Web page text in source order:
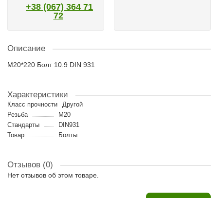
+38 (067) 364 71
72
Описание
M20*220 Болт 10.9 DIN 931
Характеристики
Класс прочности
Другой
Резьба
M20
Стандарты
DIN931
Товар
Болты
Отзывов (0)
Нет отзывов об этом товаре.